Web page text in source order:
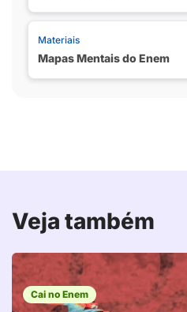
Materiais
Mapas Mentais do Enem
Veja também
Cai no Enem